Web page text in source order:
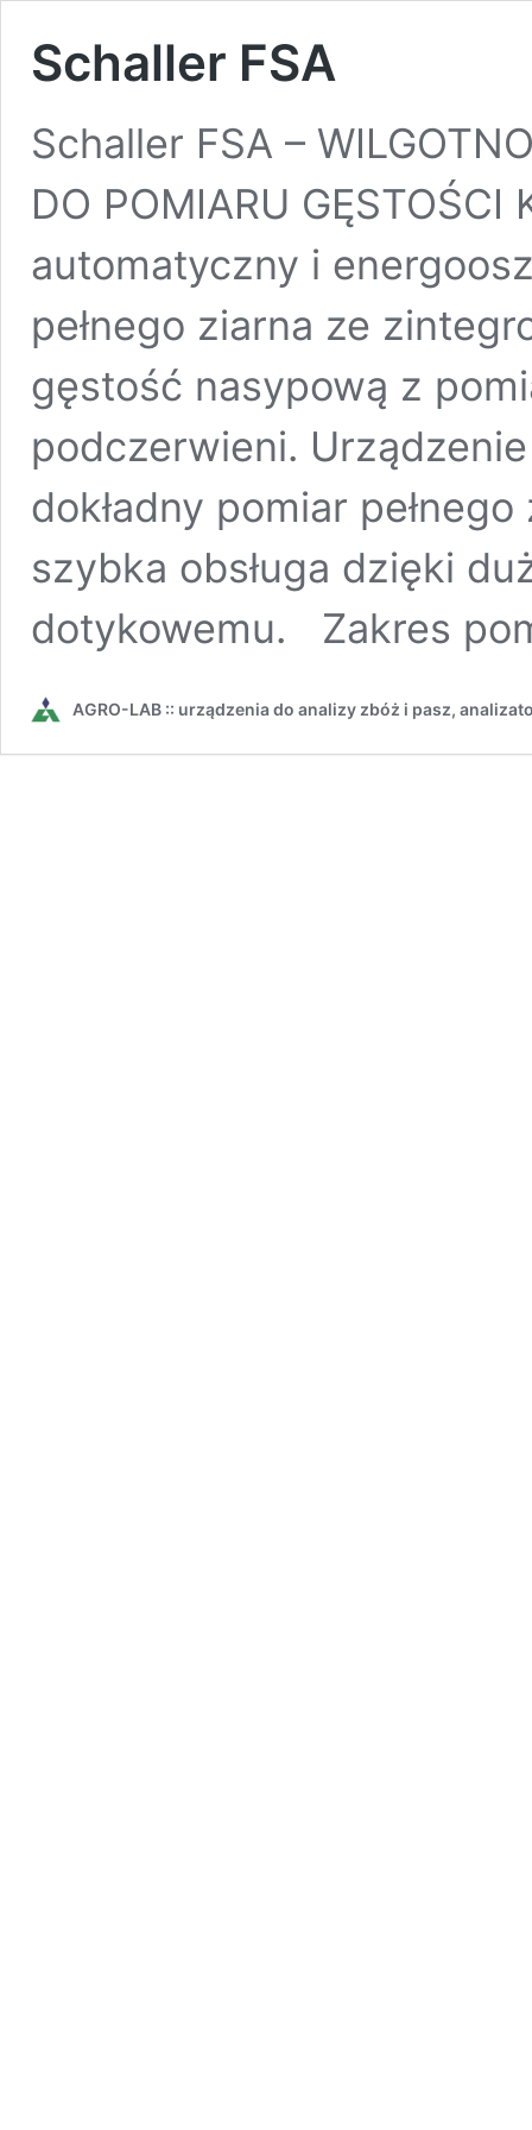
Schaller FSA
Schaller FSA –
DO POMIARU
automatyczny i
pełnego ziarna ze
gęstość nasypową z
podczerwieni.
dokładny pomiar
szybka obsługa dzięki
dotykowemu. Zakres
AGRO-LAB :: urządzenia do analizy zbóż i pasz,